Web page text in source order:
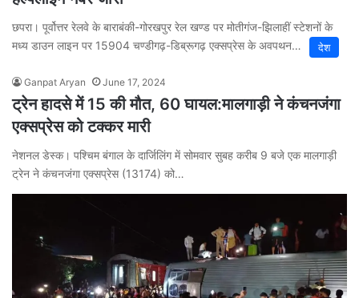
छपरा। पूर्वोत्तर रेलवे के बाराबंकी-गोरखपुर रेल खण्ड पर मोतीगंज-झिलाहीं स्टेशनों के
मध्य डाउन लाइन पर 15904 चण्डीगढ़-डिब्रूगढ़ एक्सप्रेस के अवपथन…
देश
Ganpat Aryan June 17, 2024
ट्रेन हादसे में 15 की मौत, 60 घायल:मालगाड़ी ने कंचनजंगा
एक्सप्रेस को टक्कर मारी
नेशनल डेस्क। पश्चिम बंगाल के दार्जिलिंग में सोमवार सुबह करीब 9 बजे एक मालगाड़ी
ट्रेन ने कंचनजंगा एक्सप्रेस (13174) को…